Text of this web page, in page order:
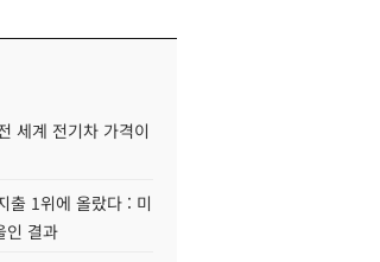
세계 전기차 가격이
출 1위에 올랐다 : 미
인 결과